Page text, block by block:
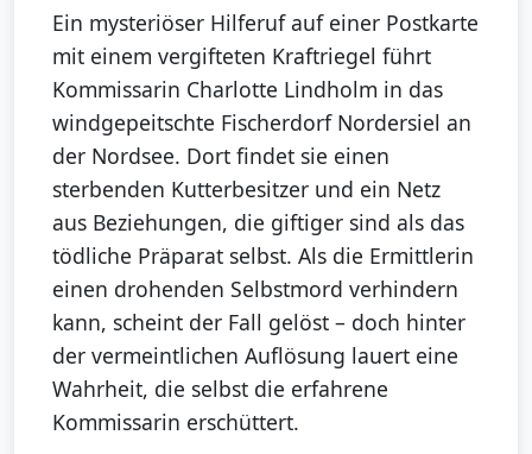
Ein mysteriöser Hilferuf auf einer Postkarte
mit einem vergifteten Kraftriegel führt
Kommissarin Charlotte Lindholm in das
windgepeitschte Fischerdorf Nordersiel an
der Nordsee. Dort findet sie einen
sterbenden Kutterbesitzer und ein Netz
aus Beziehungen, die giftiger sind als das
tödliche Präparat selbst. Als die Ermittlerin
einen drohenden Selbstmord verhindern
kann, scheint der Fall gelöst – doch hinter
der vermeintlichen Auflösung lauert eine
Wahrheit, die selbst die erfahrene
Kommissarin erschüttert.